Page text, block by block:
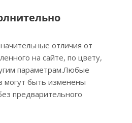
отличия от
на сайте, по цвету,
параметрам.Любые
могут быть изменены
предварительного